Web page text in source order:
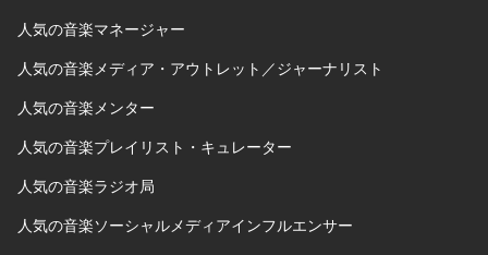
人気の音楽マネージャー
人気の音楽メディア・アウトレット／ジャーナリスト
人気の音楽メンター
人気の音楽プレイリスト・キュレーター
人気の音楽ラジオ局
人気の音楽ソーシャルメディアインフルエンサー